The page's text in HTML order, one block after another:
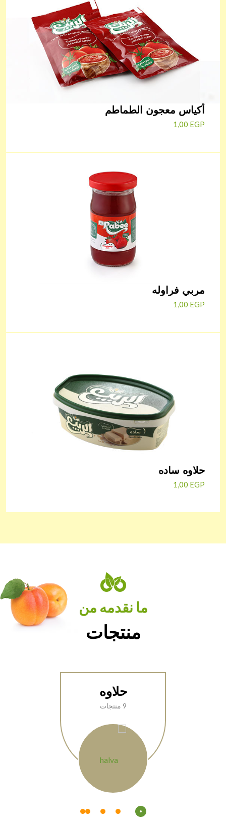
أكياس معجون الطماطم
1,00 EGP
مربي فراوله
1,00 EGP
حلاوه ساده
1,00 EGP
ما نقدمه من
منتجات
حلاوه
9 منتجات